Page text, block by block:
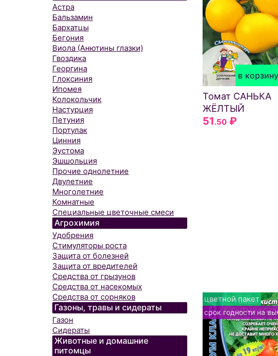
Астра
Бальзамин
Бархатцы
Бегония
Виола (Анютины глазки)
Гвоздика
Георгина
Глоксиния
Ипомея
Колокольчик
Настурция
Петуния
Портулак
Цинния
Эустома
Эшшольция
Прочие однолетние
Двулетние
Многолетние
Комнатные
Специальные цветочные смеси
Агрохимия
Удобрения
Стимуляторы роста
Защита от болезней
Защита от вредителей
Средства от грызунов
Средства от насекомых
Средства от сорняков
Газоны, травы и сидераты
Газон
Сидераты
Животные и домашние
питомцы
в корзину
Томат САНЬКА
ЖЁЛТЫЙ
51.50₽
цветной пакет
срок годности на